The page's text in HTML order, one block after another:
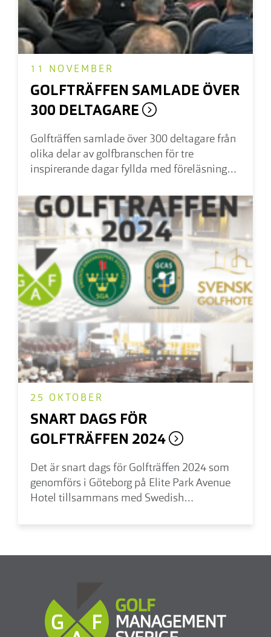
GOLFTRÄFFEN SAMLADE ÖVER
300 DELTAGARE
11 NOVEMBER
Golfträffen samlade över 300 deltagare från
olika delar av golfbranschen för tre
inspirerande dagar fyllda med föreläsningar,
ledarskap, hållbarhet och klubbdrift.
SNART DAGS FÖR
GOLFTRÄFFEN 2024
25 OKTOBER
Det är snart dags för Golfträffen 2024 som
genomförs i Göteborg på Elite Park Avenue
Hotel tillsammans med Swedish